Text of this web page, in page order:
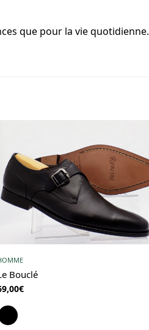
que pour la vie quotidienne.
Bouclé
€